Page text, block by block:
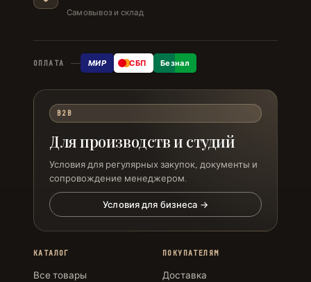
Самовывоз и склад
ОПЛАТА МИР СБП Безнал
B2B
Для производств и студий
Условия для регулярных закупок, документы и
сопровождение менеджером.
Условия для бизнеса →
КАТАЛОГ
Все товары
ПОКУПАТЕЛЯМ
Доставка